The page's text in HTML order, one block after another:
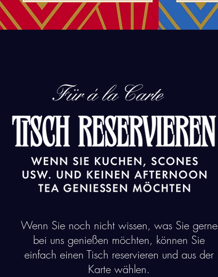
Wenn Sie noch nicht wissen, was Sie gerne
bei uns genießen möchten, können Sie
einfach einen Tisch reservieren und aus der
Karte wählen.